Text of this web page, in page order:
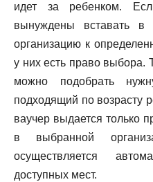
идет за ребенком.
вынуждены вставать в
организацию к
у них есть право выбора.
можно подобрать
подходящий по возрасту
ваучер выдается только
в выбранной
осуществляется
доступных мест.